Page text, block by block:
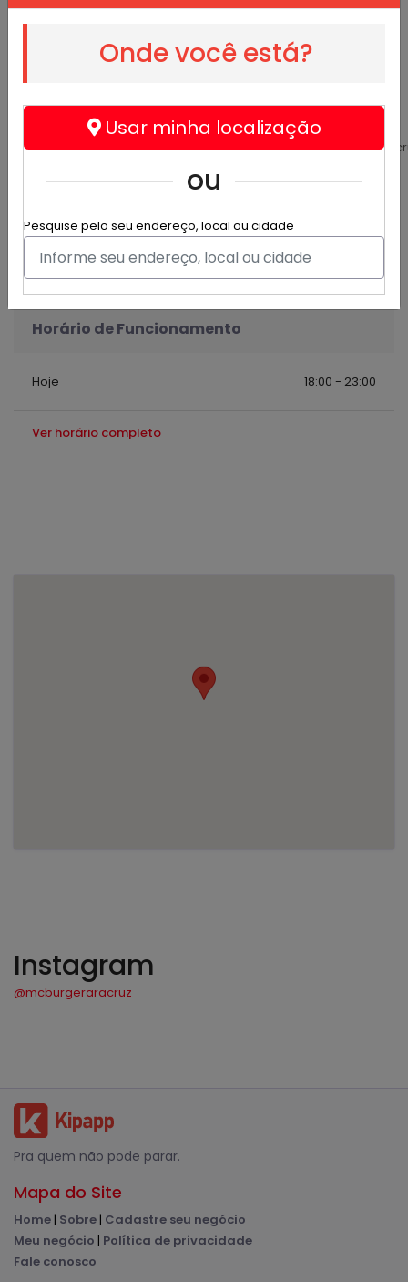
Onde você está?
Usar minha localização
ou
Pesquise pelo seu endereço, local ou cidade
Mc Burger
Alimentos e bebidas - Hamburgueria
É Rápido, É Gostoso, É MC Burger!
Mcburgeracz@Gmail.Com, mcburgeracz@gmail.com -
(27) 99715-0793
mcburgeracz@gmail.com
Horário de Funcionamento
Hoje 18:00 - 23:00
Ver horário completo
Instagram
@mcburgeraracruz
Pra quem não pode parar.
Mapa do Site
Home| Sobre| Cadastre seu negócio
Meu negócio | Política de privacidade
Fale conosco